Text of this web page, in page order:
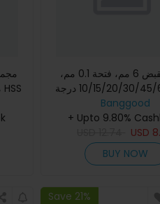
حفار بمقبض 6 مم، فتحة 0.1 مم،
طرف 10/15/20/30/45/60 درجة
الحفر بالحاسب الآلي
Banggood
+ Upto 9.80%
USD
BUY NOW
Save 21%